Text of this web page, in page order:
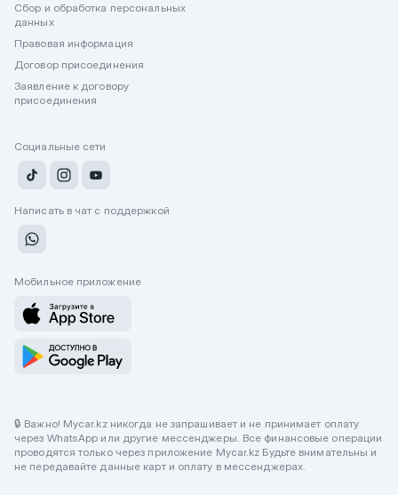
Сбор и обработка персональных
данных
Правовая информация
Договор присоединения
Заявление к договору
присоединения
Социальные сети
Написать в чат с поддержкой
Мобильное приложение
🔒 Важно! Mycar.kz никогда не запрашивает и не принимает оплату
через WhatsApp или другие мессенджеры. Все финансовые операции
проводятся только через приложение Mycar.kz Будьте внимательны и
не передавайте данные карт и оплату в мессенджерах.